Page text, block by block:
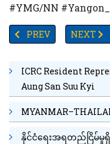
#YMG/NN
PREVIOUS
PREV NEXT
NEXT
ICRC Resident
Aung San Suu Kyi
နိုင်ငံရေးအရတည်ငြိမ်